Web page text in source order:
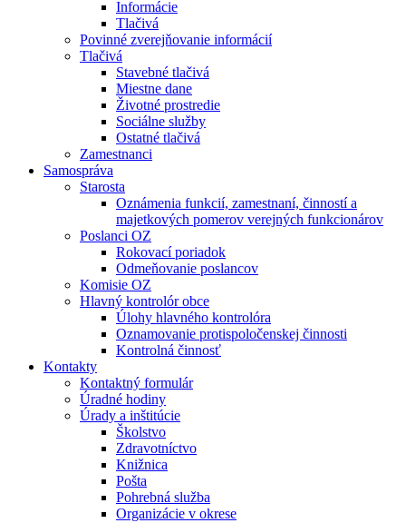
Informácie
Tlačivá
Povinné zverejňovanie informácií
Tlačivá
Stavebné tlačivá
Miestne dane
Životné prostredie
Sociálne služby
Ostatné tlačivá
Zamestnanci
Samospráva
Starosta
Oznámenia funkcií, zamestnaní, činností a
majetkových pomerov verejných funkcionárov
Poslanci OZ
Rokovací poriadok
Odmeňovanie poslancov
Komisie OZ
Hlavný kontrolór obce
Úlohy hlavného kontrolóra
Oznamovanie protispoločenskej činnosti
Kontrolná činnosť
Kontakty
Kontaktný formulár
Úradné hodiny
Úrady a inštitúcie
Školstvo
Zdravotníctvo
Knižnica
Pošta
Pohrebná služba
Organizácie v okrese